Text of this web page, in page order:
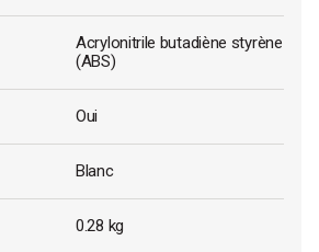
Acrylonitrile butadiène styrène
(ABS)
Oui
Blanc
0.28 kg